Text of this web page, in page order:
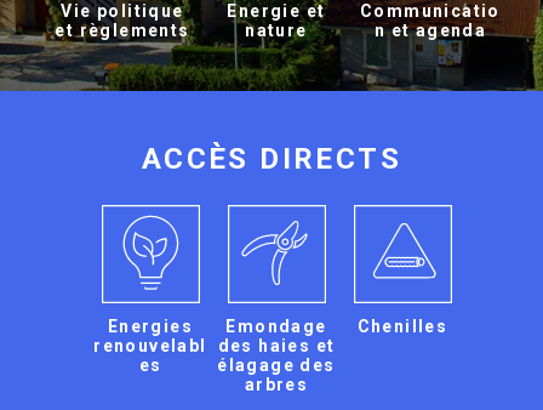
Vie politique
et règlements
Energie et
nature
Communicatio
n et agenda
ACCÈS DIRECTS
Energies
renouvelabl
es
Emondage
des haies et
élagage des
arbres
Chenilles